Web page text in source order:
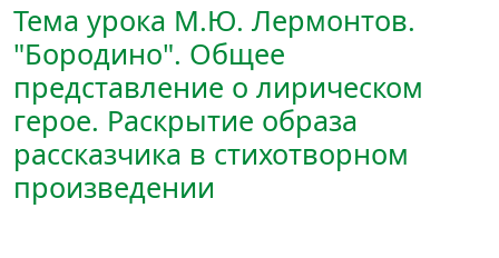
Тема урока М.Ю. Лермонтов.
"Бородино". Общее
представление о лирическом
герое. Раскрытие образа
рассказчика в стихотворном
произведении